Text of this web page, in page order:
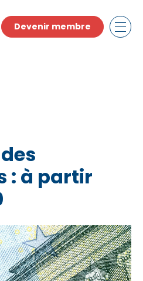
Devenir membre
: à partir